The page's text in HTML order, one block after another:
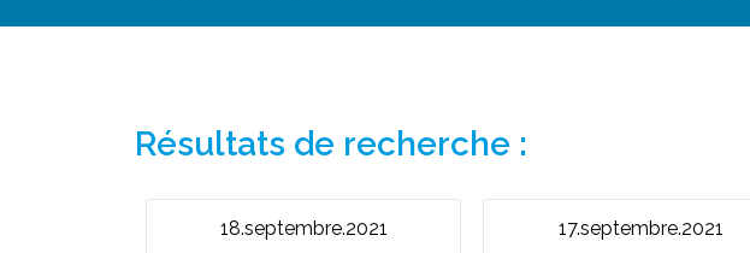
Résultats de recherche :
18.septembre.2021 17.septembre.2021